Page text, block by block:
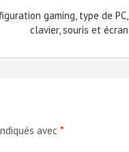
gaming, type de PC,
clavier, souris et écran
avec *